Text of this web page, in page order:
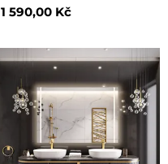
1 590,00 Kč